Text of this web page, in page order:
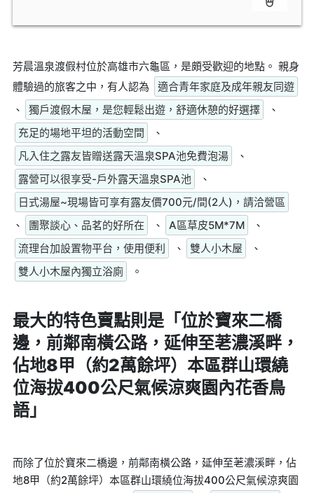
芳晨溫泉渡假村位於高雄市六龜區，是頗受歡迎的地點。 親身
體驗過的旅客之中，有人認為
適合青年家庭及成年親友同遊
、
獨戶渡假木屋，是您輕鬆出遊，舒適休憩的好選擇
、
充足的場地平坦的活動空間
、
凡入住之露友皆贈送露天溫泉SPA池免費泡湯
、
露營可以很享受-戶外露天溫泉SPA池
、
日式湯屋~現場皆可享有露友價700元/間(2人)，請洽營區
、
團聚談心、品茗的好所在 、 A區草皮5M*7M
、
流理台加設置物平台，使用便利
、 雙人小木屋
、
雙人小木屋內獨立浴廁
。
最大的特色賣點則是「位於寶來二橋
邊，前鄰南橫公路，延伸至荖濃溪畔，
佔地8甲（約2萬餘坪）本區群山環繞
位海拔400公尺氣候涼爽園內花香鳥
語」
而除了位於寶來二橋邊，前鄰南橫公路，延伸至荖濃溪畔，佔
地8甲（約2萬餘坪）本區群山環繞位海拔400公尺氣候涼爽園